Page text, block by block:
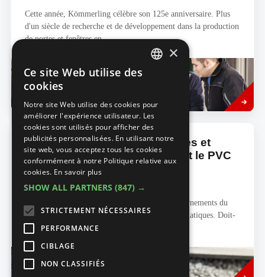
Cette année, Kömmerling célèbre son 125e anniversaire. Plus
d'un siècle de recherche et de développement dans la production
de portes et fenêtres en...
Read
more
Lorsqu’il est question de portes et
fenêtres 100 % recyclées, c’est le PVC
qui affiche les meilleures
performances.
Malgré tous les sommets sur le climat, les gouvernements du
monde entier n’atteignent pas leurs objectifs climatiques. Doit-
on attendre que les hommes...
MENUISERIE EXTÉRIEURE
Read
more
×
Ce site Web utilise des
cookies
Notre site Web utilise des cookies pour
améliorer l'expérience utilisateur. Les
cookies sont utilisés pour afficher des
publicités personnalisées. En utilisant notre
site web, vous acceptez tous les cookies
conformément à notre Politique relative aux
cookies. En savoir plus
SHOW ALL PARTNERS (847) →
STRICTEMENT NÉCESSAIRES
PERFORMANCE
CIBLAGE
NON CLASSIFIÉS